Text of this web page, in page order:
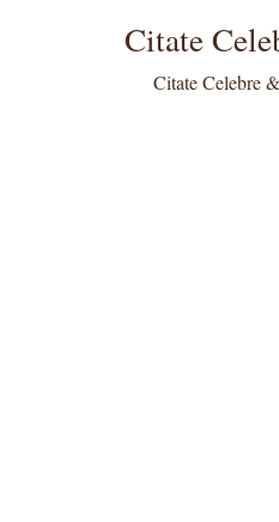
Citate
Citate Celebre